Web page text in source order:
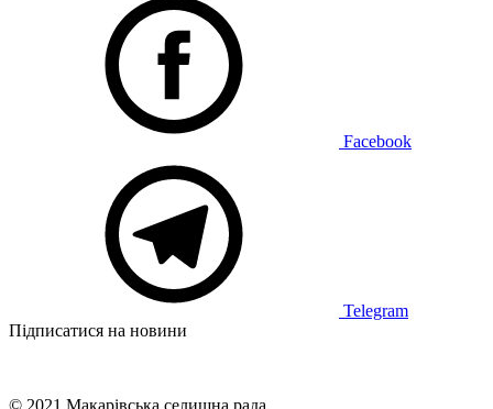
Facebook
Telegram
Підписатися на новини
© 2021 Макарівська селищна рада.